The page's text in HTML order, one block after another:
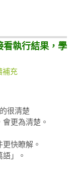
執行結果，學
補充
很清楚
更為清楚。
快瞭解。
」。